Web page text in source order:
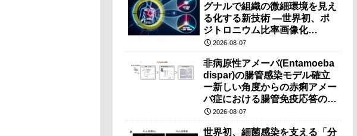
グナルで組織の微細環境を見え
る化する新技術 ―世界初、ポ
ジトロニウム比率画像化
（PRI）の原理検証に成功―
2026-08-07
非病原性アメーバ(Entamoeba
dispar)の腸管感染モデル確立
ー新しい角度からの赤痢アメー
バ症における腸管免疫応答の理
解に期待ー
2026-08-07
世界初、細菌感染を支える「分